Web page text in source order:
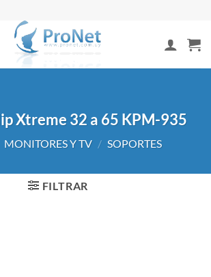
Xtreme 32 a 65 KPM-935
MONITORES Y TV / SOPORTES
FILTRAR